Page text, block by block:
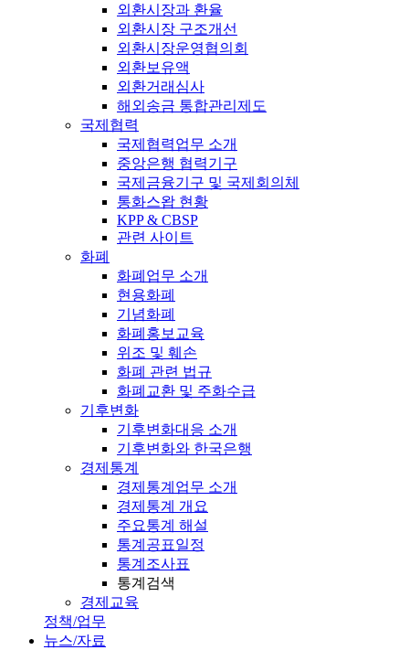
외환시장과 환율
외환시장 구조개선
외환시장운영협의회
외환보유액
외환거래심사
해외송금 통합관리제도
국제협력
국제협력업무 소개
중앙은행 협력기구
국제금융기구 및 국제회의체
통화스왑 현황
KPP & CBSP
관련 사이트
화폐
화폐업무 소개
현용화폐
기념화폐
화폐홍보교육
위조 및 훼손
화폐 관련 법규
화폐교환 및 주화수급
기후변화
기후변화대응 소개
기후변화와 한국은행
경제통계
경제통계업무 소개
경제통계 개요
주요통계 해설
통계공표일정
통계조사표
통계검색
경제교육
정책/업무
뉴스/자료